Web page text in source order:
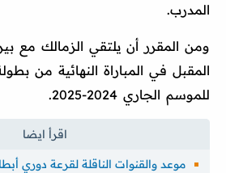
المدرب.
المقبل في المباراة النهائية من
للموسم الجاري 2024-2025.
موعد والقنوات الناقلة لقرعة دوري